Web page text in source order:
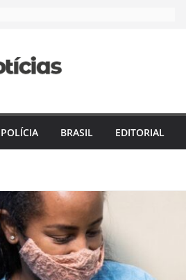
POLÍCIA BRASIL EDITORIAL